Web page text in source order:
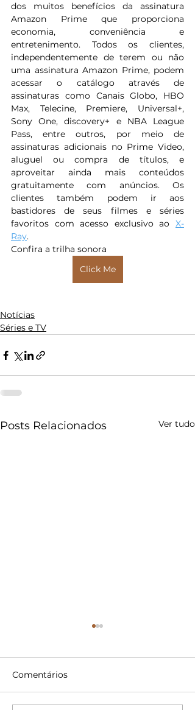
dos muitos benefícios da assinatura
Amazon Prime que proporciona
economia, conveniência e
entretenimento. Todos os clientes,
independentemente de terem ou não
uma assinatura Amazon Prime, podem
acessar o catálogo através de
assinaturas como Canais Globo, HBO
Max, Telecine, Premiere, Universal+,
Sony One, discovery+ e NBA League
Pass, entre outros, por meio de
assinaturas adicionais no Prime Video,
aluguel ou compra de títulos, e
aproveitar ainda mais conteúdos
gratuitamente com anúncios. Os
clientes também podem ir aos
bastidores de seus filmes e séries
favoritos com acesso exclusivo ao X-
Ray.
Confira a trilha sonora
Click Me
Notícias
Séries e TV
Posts Relacionados Ver tudo
Comentários